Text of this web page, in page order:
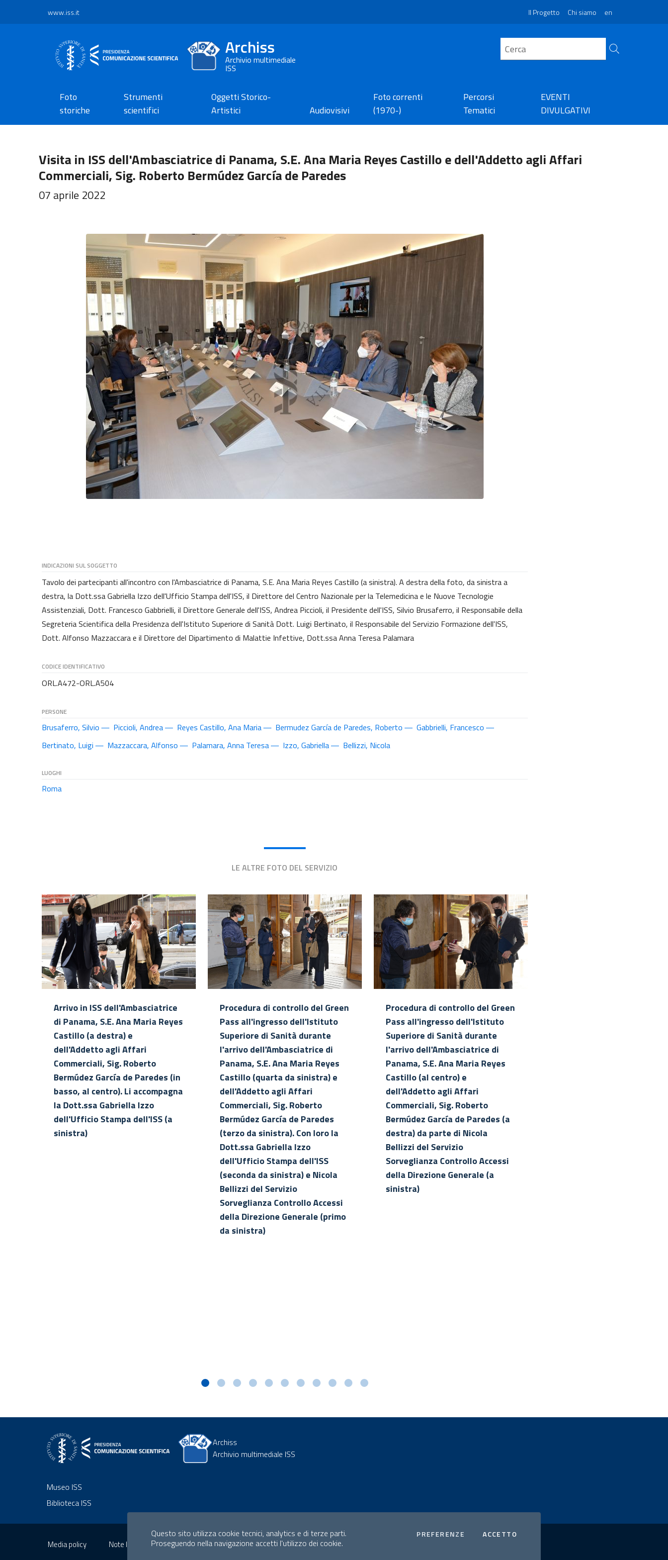
www.iss.it Il Progetto Chi siamo en
Archiss
Archivio multimediale
ISS
Foto
storiche
Strumenti
scientifici
Oggetti Storico-
Artistici
Audiovisivi
Foto correnti
(1970-)
Percorsi
Tematici
EVENTI
DIVULGATIVI
Visita in ISS dell'Ambasciatrice di Panama, S.E. Ana Maria Reyes Castillo e dell'Addetto agli Affari
Commerciali, Sig. Roberto Bermúdez García de Paredes
07 aprile 2022
INDICAZIONI SUL SOGGETTO
Tavolo dei partecipanti all'incontro con l'Ambasciatrice di Panama, S.E. Ana Maria Reyes Castillo (a sinistra). A destra della foto, da sinistra a
destra, la Dott.ssa Gabriella Izzo dell'Ufficio Stampa dell'ISS, il Direttore del Centro Nazionale per la Telemedicina e le Nuove Tecnologie
Assistenziali, Dott. Francesco Gabbrielli, il Direttore Generale dell'ISS, Andrea Piccioli, il Presidente dell'ISS, Silvio Brusaferro, il Responsabile della
Segreteria Scientifica della Presidenza dell'Istituto Superiore di Sanità Dott. Luigi Bertinato, il Responsabile del Servizio Formazione dell'ISS,
Dott. Alfonso Mazzaccara e il Direttore del Dipartimento di Malattie Infettive, Dott.ssa Anna Teresa Palamara
CODICE IDENTIFICATIVO
ORL.A472-ORL.A504
PERSONE
Brusaferro, Silvio Piccioli, Andrea Reyes Castillo, Ana Maria Bermudez García de Paredes, Roberto
Gabbrielli, Francesco
Bertinato, Luigi
Mazzaccara, Alfonso Palamara, Anna Teresa Izzo, Gabriella Bellizzi, Nicola
LUOGHI
Roma
LE ALTRE FOTO DEL SERVIZIO
Arrivo in ISS dell'Ambasciatrice
di Panama, S.E. Ana Maria Reyes
Castillo (a destra) e
dell'Addetto agli Affari
Commerciali, Sig. Roberto
Bermúdez García de Paredes (in
basso, al centro). Li accompagna
la Dott.ssa Gabriella Izzo
dell'Ufficio Stampa dell'ISS (a
sinistra)
Procedura di controllo del Green
Pass all'ingresso dell'Istituto
Superiore di Sanità durante
l'arrivo dell'Ambasciatrice di
Panama, S.E. Ana Maria Reyes
Castillo (quarta da sinistra) e
dell'Addetto agli Affari
Commerciali, Sig. Roberto
Bermúdez García de Paredes
(terzo da sinistra). Con loro la
Dott.ssa Gabriella Izzo
dell'Ufficio Stampa dell'ISS
(seconda da sinistra) e Nicola
Bellizzi del Servizio
Sorveglianza Controllo Accessi
della Direzione Generale (primo
da sinistra)
Procedura di controllo del Green
Pass all'ingresso dell'Istituto
Superiore di Sanità durante
l'arrivo dell'Ambasciatrice di
Panama, S.E. Ana Maria Reyes
Castillo (al centro) e
dell'Addetto agli Affari
Commerciali, Sig. Roberto
Bermúdez García de Paredes (a
destra) da parte di Nicola
Bellizzi del Servizio
Sorveglianza Controllo Accessi
della Direzione Generale (a
sinistra)
Archiss
Archivio multimediale ISS
Museo ISS
Biblioteca ISS
Media policy Note legali Privacy policy Mappa del sito
Questo sito utilizza cookie tecnici, analytics e di terze parti.
Proseguendo nella navigazione accetti l'utilizzo dei cookie.
PREFERENZE COOKIESACCETTOI COOKIES